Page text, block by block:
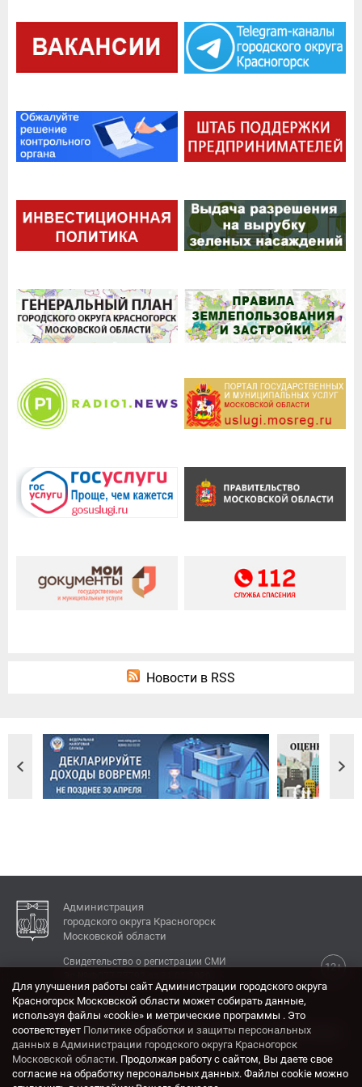
Новости в RSS
Администрация
городского округа Красногорск
Московской области
12+
Свидетельство о регистрации СМИ
КОНТАКТЫ
Адрес: 143404, Московская область, г. Красногорск,
ул. Ленина, дом 4.
Электронная почта:
Для улучшения работы сайт Администрации городского округа
Красногорск Московской области может собирать данные,
используя файлы «cookie» и метрические программы . Это
соответствует Политике обработки и защиты персональных
данных в Администрации городского округа Красногорск
Московской области. Продолжая работу с сайтом, Вы даете свое
согласие на обработку персональных данных. Файлы cookie можно